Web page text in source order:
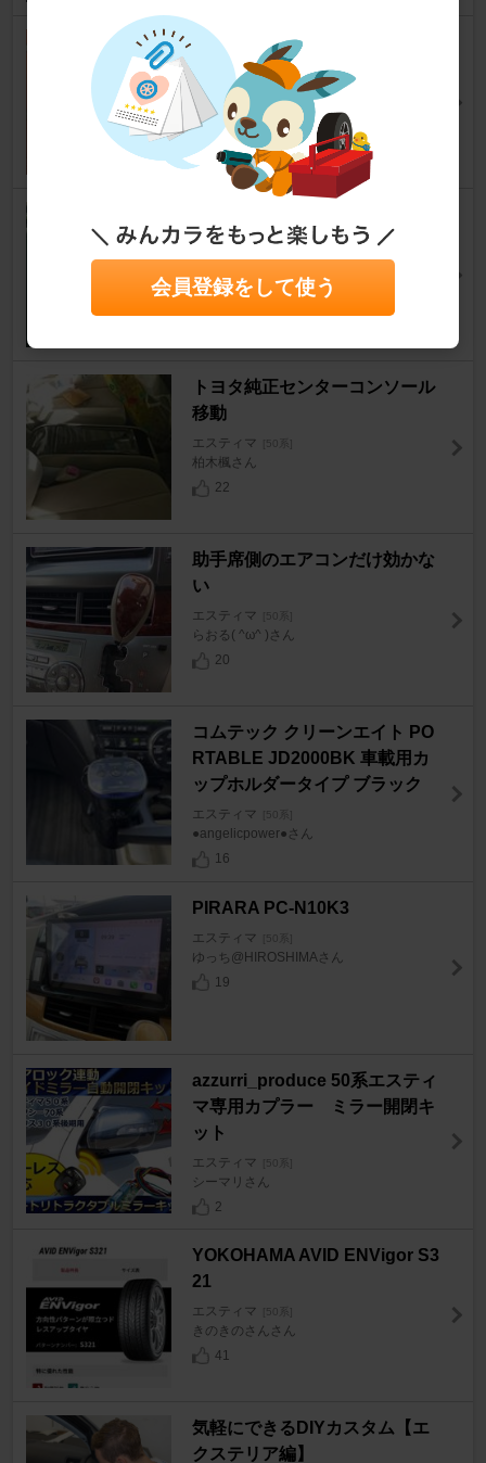
ヘッドライト(ロービーム)バル
ブ交換
エスティマ [50系]
michi104さん
30
エスティマ [50系]
リョウ0124さん
17
トヨタ純正センターコンソール
移動
エスティマ [50系]
柏木楓さん
22
助手席側のエアコンだけ効かな
い
エスティマ [50系]
らおる( ^ω^ )さん
20
コムテック クリーンエイト PO
RTABLE JD2000BK 車載用カ
ップホルダータイプ ブラック
エスティマ [50系]
●angelicpower●さん
16
PIRARA PC-N10K3
エスティマ [50系]
ゆっち@HIROSHIMAさん
19
azzurri_produce 50系エスティ
マ専用カプラー ミラー開閉キ
ット
エスティマ [50系]
シーマリさん
2
YOKOHAMA AVID ENVigor S3
21
エスティマ [50系]
きのきのさんさん
41
気軽にできるDIYカスタム【エ
クステリア編】
会員登録をして使う